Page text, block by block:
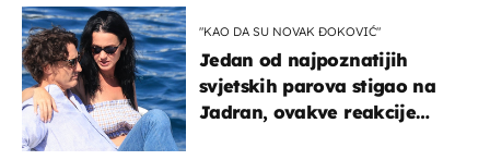
"KAO DA SU NOVAK ĐOKOVIĆ"
Jedan od najpoznatijih
svjetskih parova stigao na
Jadran, ovakve reakcije